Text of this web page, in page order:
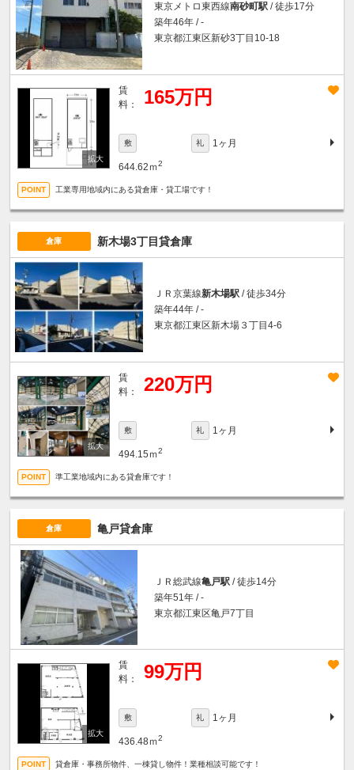
東京メトロ東西線南砂町駅 / 徒歩17分
築年46年 / -
東京都江東区新砂3丁目10-18
賃
料：
165万円
敷 礼 1ヶ月
644.62ｍ2
工業専用地域内にある貸倉庫・貸工場です！
倉庫 新木場3丁目貸倉庫
ＪＲ京葉線新木場駅 / 徒歩34分
築年44年 / -
東京都江東区新木場３丁目4-6
賃
料：
220万円
敷 礼 1ヶ月
494.15ｍ2
準工業地域内にある貸倉庫です！
倉庫 亀戸貸倉庫
ＪＲ総武線亀戸駅 / 徒歩14分
築年51年 / -
東京都江東区亀戸7丁目
賃
料：
99万円
敷 礼 1ヶ月
436.48ｍ2
貸倉庫・事務所物件、一棟貸し物件！業種相談可能です！